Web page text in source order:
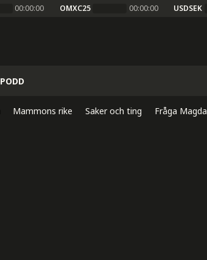
00:00:00 OMXC25 00:00:00 USDSEK
PODD
Mammons rike Saker och ting Fråga Magda